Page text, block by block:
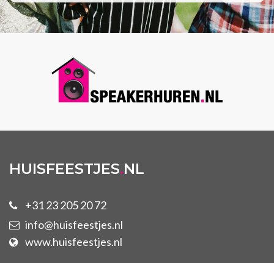
HUISFEESTJES.NL
+31 23 205 20 72
info@huisfeestjes.nl
www.huisfeestjes.nl